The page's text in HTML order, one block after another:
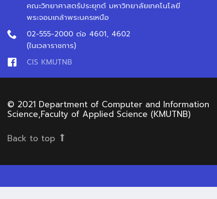
คณะวิทยาศาสตร์ประยุกต์ มหาวิทยาลัยเทคโนโลยี
พระจอมเกล้าพระนครเหนือ
02-555-2000 ต่อ 4601, 4602
(ในเวลาราชการ)
CIS KMUTNB
© 2021 Department of Computer and Information
Science,Faculty of Applied Science (KMUTNB)
Back to top